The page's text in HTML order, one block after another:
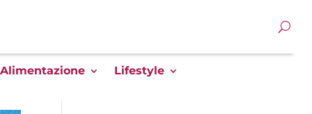
Alimentazione Lifestyle